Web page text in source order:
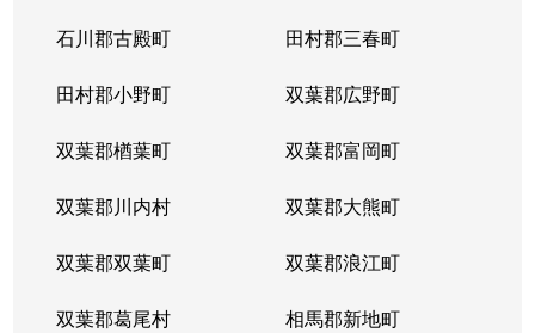
石川郡古殿町 田村郡三春町
田村郡小野町 双葉郡広野町
双葉郡楢葉町 双葉郡富岡町
双葉郡川内村 双葉郡大熊町
双葉郡双葉町 双葉郡浪江町
双葉郡葛尾村 相馬郡新地町